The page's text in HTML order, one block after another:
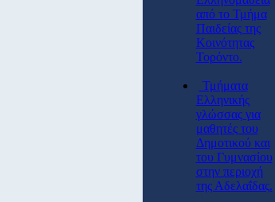
από το Τμήμα
Παιδείας της
Κοινότητας
Τορόντο.
Τμήματα
Ελληνικής
γλώσσας για
μαθητές του
Δημοτικού και
του Γυμνασίου
στην περιοχή
της Αδελαΐδας.